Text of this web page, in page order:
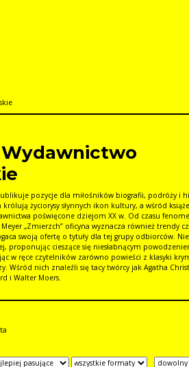
pozycje dla miłośników biografii, podróży i
życiorysy słynnych ikon kultury, a wśród
poświęcone dziejom XX w. Od czasu
„Zmierzch” oficyna wyznacza również trendy
swoją ofertę o tytuły dla tej grupy odbiorców.
proponując cieszące się niesłabnącym
w ręce czytelników zarówno powieści z klasyki
Wśród nich znaleźli się tacy twórcy jak Agatha
i Walter Moers.